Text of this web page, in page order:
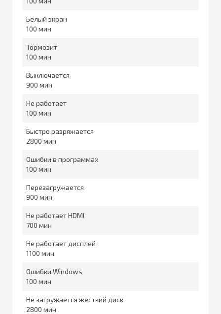
Белый экран
100
Тормозит
100
Выключается
900
Не работает
100
Быстро разряжается
2800
Ошибки в программах
100
Перезагружается
900
Не работает HDMI
700
Не работает дисплей
1100
Ошибки Windows
100
Не загружается жесткий диск
2800